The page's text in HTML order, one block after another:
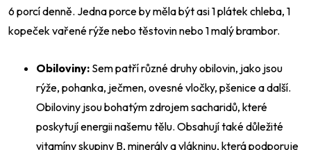
6 porcí denně. Jedna porce by měla být asi 1 plátek chleba, 1
kopeček vařené rýže nebo těstovin nebo 1 malý brambor.
Obiloviny: Sem patří různé druhy obilovin, jako jsou
rýže, pohanka, ječmen, ovesné vločky, pšenice a další.
Obiloviny jsou bohatým zdrojem sacharidů, které
poskytují energii našemu tělu. Obsahují také důležité
vitamíny skupiny B, minerály a vlákninu, která podporuje